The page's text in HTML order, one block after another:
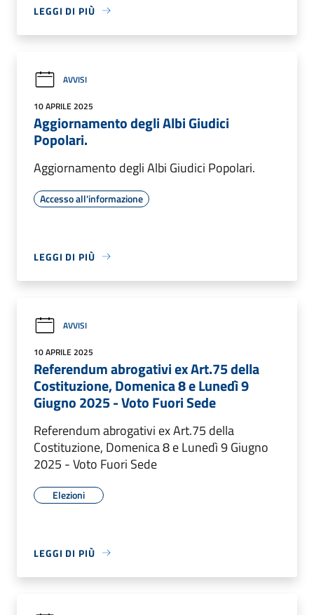
LEGGI DI PIÙ
AVVISI
10 APRILE 2025
Aggiornamento degli Albi Giudici
Popolari.
Aggiornamento degli Albi Giudici Popolari.
Accesso all'informazione
LEGGI DI PIÙ
AVVISI
10 APRILE 2025
Referendum abrogativi ex Art.75 della
Costituzione, Domenica 8 e Lunedì 9
Giugno 2025 - Voto Fuori Sede
Referendum abrogativi ex Art.75 della
Costituzione, Domenica 8 e Lunedì 9 Giugno
2025 - Voto Fuori Sede
Elezioni
LEGGI DI PIÙ